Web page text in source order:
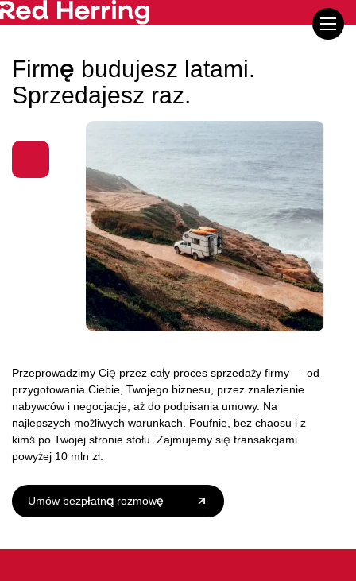
Firmę budujesz latami.
Sprzedajesz raz.
Przeprowadzimy Cię przez cały proces sprzedaży firmy — od
przygotowania Ciebie, Twojego biznesu, przez znalezienie
nabywców i negocjacje, aż do podpisania umowy. Na
najlepszych możliwych warunkach. Poufnie, bez chaosu i z
kimś po Twojej stronie stołu. Zajmujemy się transakcjami
powyżej 10 mln zł.
Umów bezpłatną rozmowę